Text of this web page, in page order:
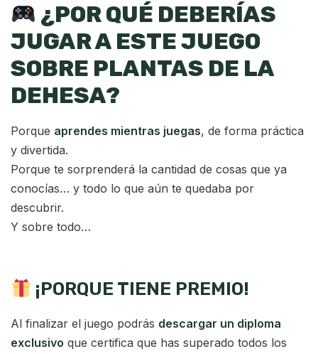
¿POR QUÉ DEBERÍAS
JUGAR A ESTE JUEGO
SOBRE PLANTAS DE LA
DEHESA?
Porque aprendes mientras juegas, de forma práctica
y divertida.
Porque te sorprenderá la cantidad de cosas que ya
conocías… y todo lo que aún te quedaba por
descubrir.
Y sobre todo…
¡PORQUE TIENE PREMIO!
Al finalizar el juego podrás descargar un diploma
exclusivo que certifica que has superado todos los